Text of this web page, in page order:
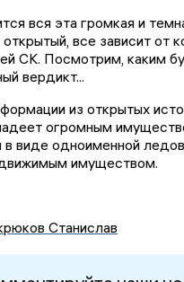
вся эта громкая и
все зависит от
СК. Посмотрим, каким
вердикт...
из открытых
огромным
виде одноименной
имуществом.
Станислав